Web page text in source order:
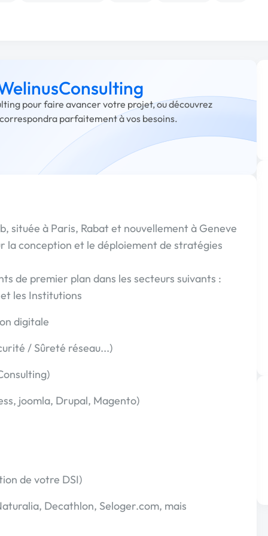
pour faire avancer votre projet, ou découvrez
parfaitement à vos besoins.
située à Paris, Rabat et nouvellement à Geneve
la conception et le déploiement de stratégies
de premier plan dans les secteurs suivants :
les Institutions
digitale
/ Sûreté réseau...)
joomla, Drupal, Magento)
de votre DSI)
Decathlon, Seloger.com, mais